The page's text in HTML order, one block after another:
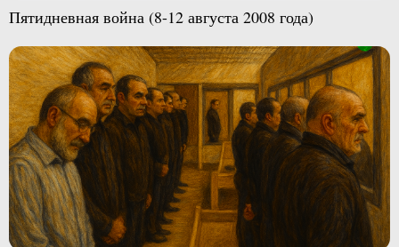
Пятидневная война (8-12 августа 2008 года)